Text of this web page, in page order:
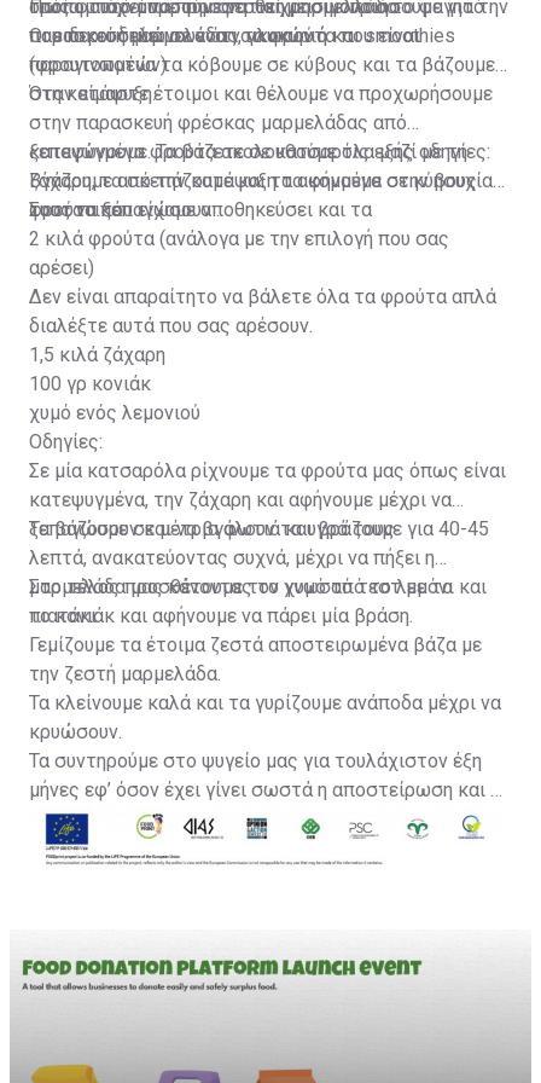
οποία μπορεί να προσφερθεί με σιγουριά το φαγητό
που περισσεύει σε ένα νοικοκυριό.
τρόπο αυτό μπορούμε να τα χρησιμοποιήσουμε για την
παρασκευή μαρμελάδας, γλυκών ή και smoothies
(φρουτοποτών).
Πως φτιάχνουμε την σπιτική μαρμελλάδα:
Οι ειδικοί δηλώνουν ότι τα φρούτα που είναι
παραγινωμένα τα κόβουμε σε κύβους και τα βάζουμε
στη κατάψυξη.
Όταν είμαστε έτοιμοι και θέλουμε να προχωρήσουμε
στην παρασκευή φρέσκας μαρμελάδας από
κατεψυγμένα φρούτα ακολουθούμε τις εξής οδηγίες:
Βγάζουμε από την κατάψυξη τα κομμένα σε κύβους
φρούτα που είχαμε αποθηκεύσει και τα
ξεπαγώνουμε. Τα βάζετε σε κατσαρόλα μαζί με τη
ζάχαρη, τα σκεπάζουμε και τα αφήνουμε στην ησυχία
τους να ξεπαγώσουν ..
Συστατικά:
2 κιλά φρούτα (ανάλογα με την επιλογή που σας
αρέσει)
Δεν είναι απαραίτητο να βάλετε όλα τα φρούτα απλά
διαλέξτε αυτά που σας αρέσουν.
1,5 κιλά ζάχαρη
100 γρ κονιάκ
χυμό ενός λεμονιού
Οδηγίες:
Σε μία κατσαρόλα ρίχνουμε τα φρούτα μας όπως είναι
κατεψυγμένα, την ζάχαρη και αφήνουμε μέχρι να
ξεπαγώσουν και να βγάλουν τα υγρά τους.
Τα βάζουμε σε μέτρια φωτιά και βράζουμε για 40-45
λεπτά, ανακατεύοντας συχνά, μέχρι να πήξει η
μαρμελάδα μας κάνοντας το γνωστό τεστ με το
πιατάκι.
Στο τέλος προσθέτουμε τον χυμό από το λεμόνι και
το κονιάκ και αφήνουμε να πάρει μία βράση.
Γεμίζουμε τα έτοιμα ζεστά αποστειρωμένα βάζα με
την ζεστή μαρμελάδα.
Τα κλείνουμε καλά και τα γυρίζουμε ανάποδα μέχρι να
κρυώσουν.
Τα συντηρούμε στο ψυγείο μας για τουλάχιστον έξη
μήνες εφ’ όσον έχει γίνει σωστά η αποστείρωση και το
σφράγισμα.